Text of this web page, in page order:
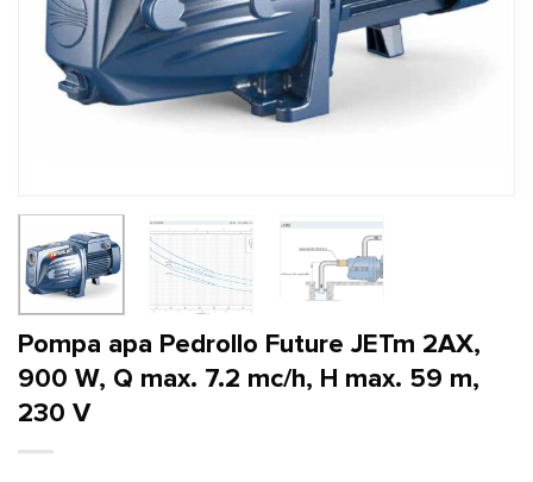
Pompa apa Pedrollo Future JETm 2AX,
900 W, Q max. 7.2 mc/h, H max. 59 m,
230 V